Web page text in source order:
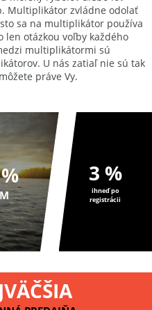
Multiplikátor zvládne odolať
sa na multiplikátor používa
len otázkou voľby každého
multiplikátormi sú
U nás zatiaľ nie sú tak
práve Vy.
3 %
ihneď po
registrácii